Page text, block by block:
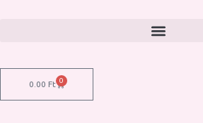
0.00 Ft 0
Kosár